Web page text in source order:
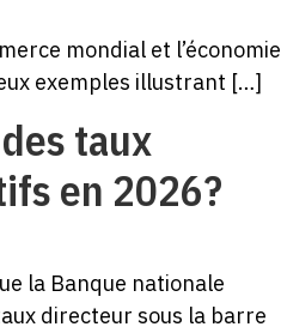
mondial et l’économie
exemples illustrant […]
taux
en 2026?
la Banque nationale
directeur sous la barre